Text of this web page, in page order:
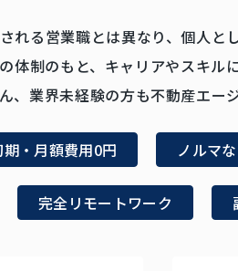
れる営業職とは異なり、個人と
体制のもと、キャリアやスキ
、業界未経験の方も不動産エー
期・月額費用0円 ノルマ
完全リモートワーク